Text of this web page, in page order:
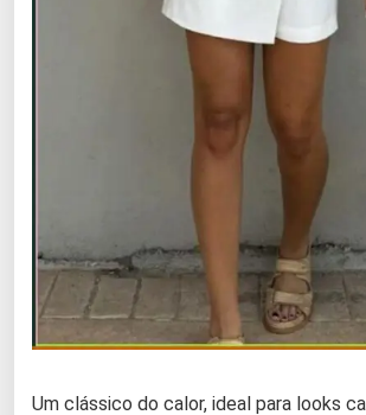
Um clássico do calor, ideal para looks